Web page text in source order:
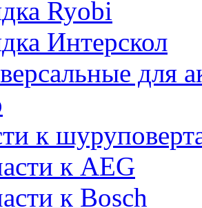
Ryobi
Интерскол
для
к
к AEG
к Bosch